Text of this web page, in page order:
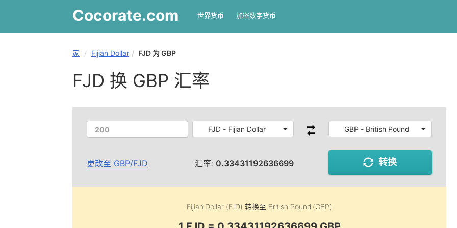
Cocorate.com 世界货币 加密数字货币
家 Fijian Dollar FJD 为 GBP
FJD 换 GBP 汇率
FJD - Fijian Dollar GBP - British Pound
更改至 GBP/FJD 汇率: 0.33431192636699 转换
Fijian Dollar (FJD) 转换至 British Pound (GBP)